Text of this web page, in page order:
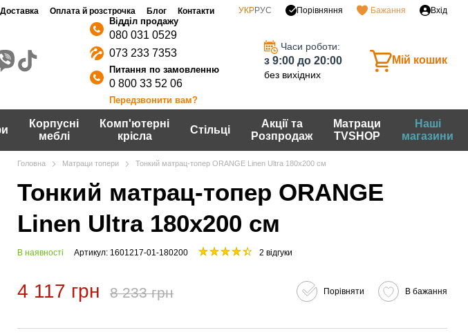
Доставка Оплата й розстрочка Блог
Контакти
УКРРУС Порівняння Бажання Вхід
080 031 0529
073 233 7353
0 800 33 52 06
Передзвонити вам?
Часи роботи:
з 9:00 до 20:00
без вихідних
Мій кошик
Корпусні
меблі
Комп'ютерні
крісла
Стільці
Акції та
Розпродаж
Матраци
TVSHOP
Наші
магазини
Головна Матраци топери Тонкий матрац-топер ORANGE Linen Ultra 180х200 см
Тонкий матрац-топер ORANGE
Linen Ultra 180х200 см
В наявності Артикул: 1601217-01-180200 2 відгуки
4 117 грн 8 233 грн Порівняти В бажання